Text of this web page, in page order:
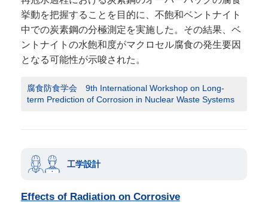
挙動を把握することを目的に、不飽和ベントナイト
中での炭素鋼の分極測定を実施した。その結果、ベ
ントナイトの水飽和度がマクロセル腐食の発生要因
となる可能性が示唆された。
腐食防食学会 9th International Workshop on Long-
term Prediction of Corrosion in Nuclear Waste Systems
工学設計
Effects of Radiation on Corrosive